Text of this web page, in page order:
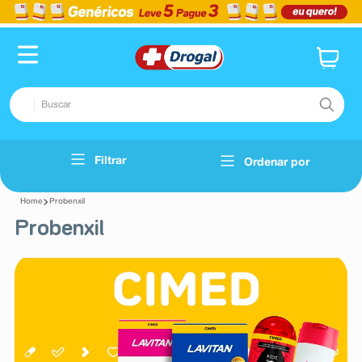
Buscar
TERMOS MAIS BUSCADOS
pampers confort sec max
3º dipirona
7º
desodorante
Filtrar Ordenar por
Probenxil
Probenxil